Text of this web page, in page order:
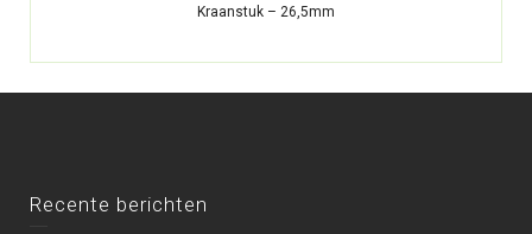
Kraanstuk – 26,5mm
Recente berichten